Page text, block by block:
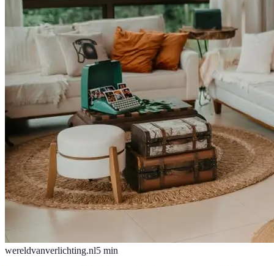
wereldvanverlichting.nl5 min